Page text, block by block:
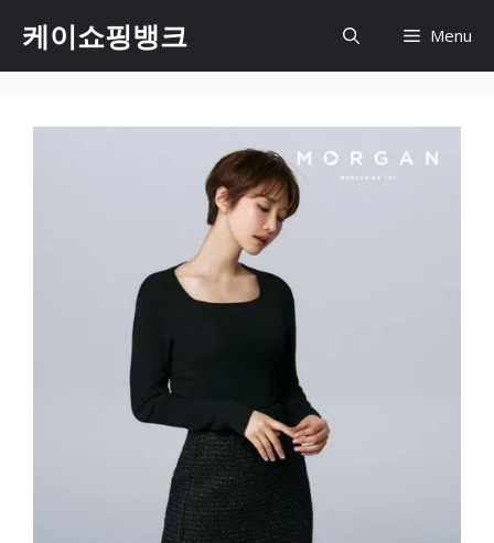
content
케이쇼핑뱅크 Menu